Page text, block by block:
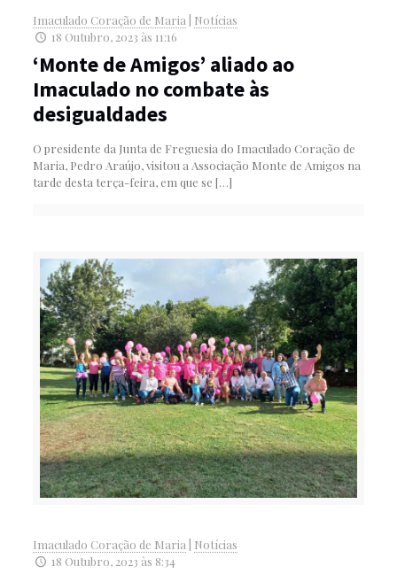
Imaculado Coração de Maria
Notícias
18 Outubro, 2023 às 11:16
‘Monte de Amigos’ aliado ao
Imaculado no combate às
desigualdades
O presidente da Junta de Freguesia do Imaculado Coração de
Maria, Pedro Araújo, visitou a Associação Monte de Amigos na
tarde desta terça-feira, em que se […]
Imaculado Coração de Maria
Notícias
18 Outubro, 2023 às 8:34